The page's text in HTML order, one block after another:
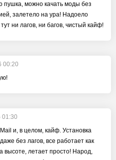
пушка, можно качать моды без
залетело на ура! Надоело
ни лагов, ни багов, чистый кайф!
00:20
01:30
и, в целом, кайф. Установка
без лагов, все работает как
высоте, летает просто! Народ,